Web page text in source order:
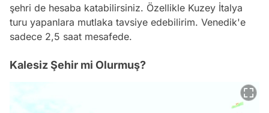
şehri de hesaba katabilirsiniz. Özellikle Kuzey İtalya
turu yapanlara mutlaka tavsiye edebilirim. Venedik'e
sadece 2,5 saat mesafede.
Kalesiz Şehir mi Olurmuş?